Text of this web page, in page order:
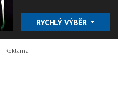
RYCHLÝ VÝBĚR